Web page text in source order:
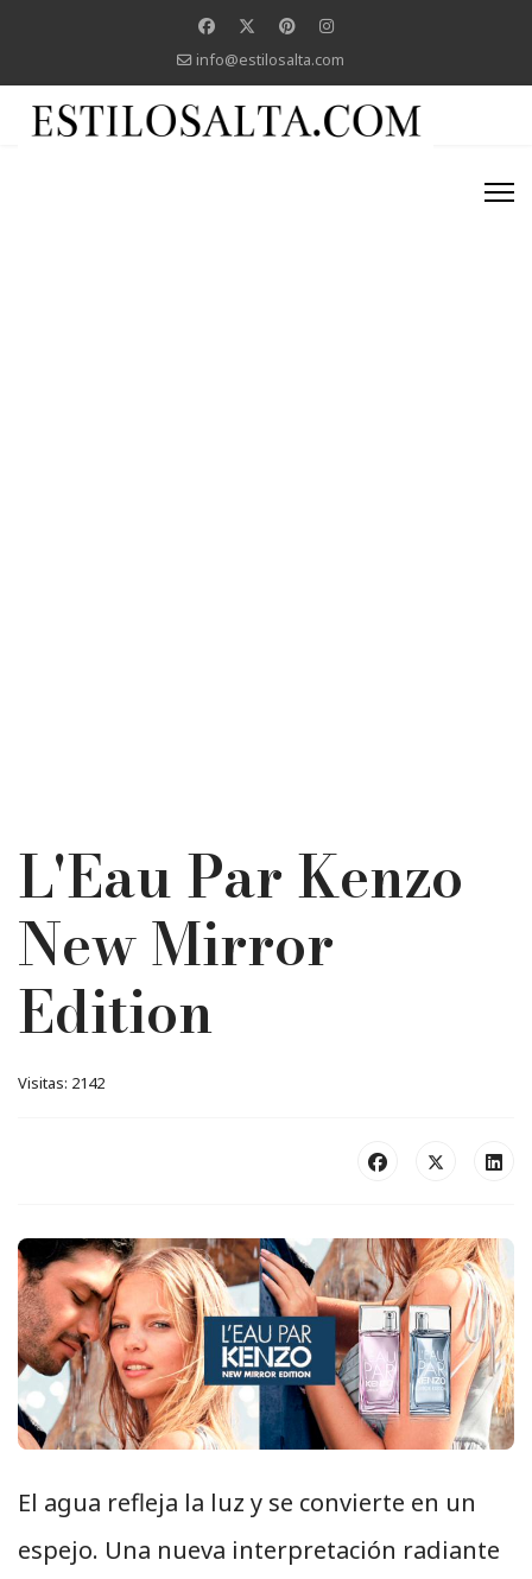
info@estilosalta.com
L'Eau Par Kenzo
New Mirror
Edition
Visitas: 2142
El agua refleja la luz y se convierte en un
espejo. Una nueva interpretación radiante